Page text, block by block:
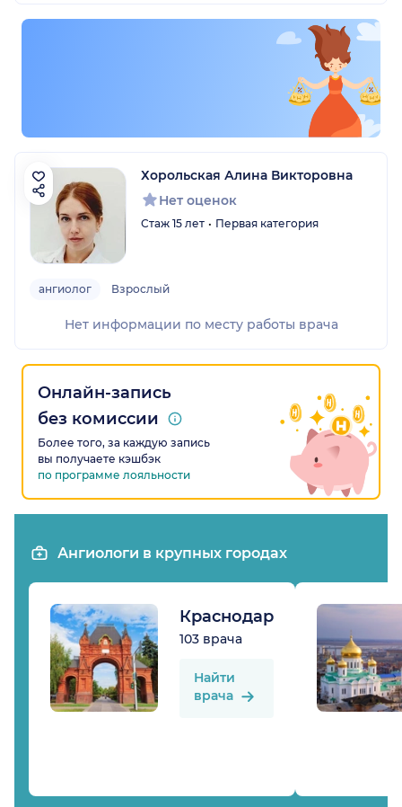
Хорольская Алина Викторовна
Нет оценок
Стаж 15 лет Первая категория
ангиолог Взрослый
Нет информации по месту работы врача
Онлайн-запись
без комиссии
Более того, за каждую запись
вы получаете кэшбэк
по программе лояльности
Ангиологи в крупных городах
Краснодар
103 врача
Найти
врача